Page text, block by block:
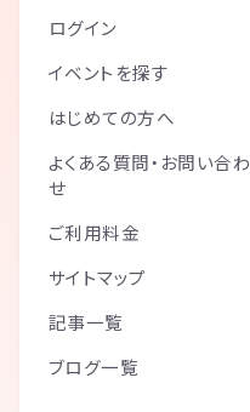
ログイン
イベントを探す
はじめての方へ
よくある質問・お問い合わ
せ
ご利用料金
サイトマップ
記事一覧
ブログ一覧